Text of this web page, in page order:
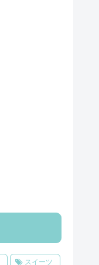
スイーツ